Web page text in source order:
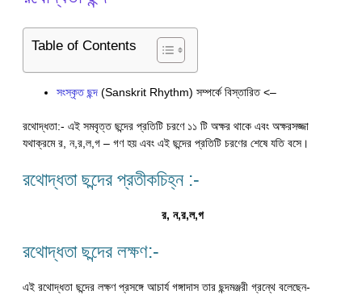
Table of Contents
সংস্কৃত ছন্দ (Sanskrit Rhythm) সম্পর্কে বিস্তারিত <–
রথোদ্ধতা:- এই সমবৃত্ত ছন্দের প্রতিটি চরণে ১১ টি অক্ষর থাকে এবং অক্ষরসজ্জা
যথাক্রমে র, ন,র,ল,গ – গণ হয় এবং এই ছন্দের প্রতিটি চরণের শেষে যতি বসে।
রথোদ্ধতা ছন্দের প্রতীকচিহ্ন :-
র, ন,র,ল,গ
রথোদ্ধতা ছন্দের লক্ষণ:-
এই রথোদ্ধতা ছন্দের লক্ষণ প্রসঙ্গে আচার্য গঙ্গাদাস তার ছন্দমঞ্জরী গ্রন্থে বলেছেন-